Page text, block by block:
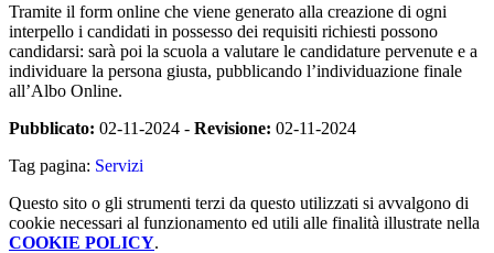
Tramite il form online che viene generato alla creazione di ogni
interpello i candidati in possesso dei requisiti richiesti possono
candidarsi: sarà poi la scuola a valutare le candidature pervenute e a
individuare la persona giusta, pubblicando l’individuazione finale
all’Albo Online.
Pubblicato: 02-11-2024 - Revisione: 02-11-2024
Tag pagina: Servizi
Questo sito o gli strumenti terzi da questo utilizzati si avvalgono di
cookie necessari al funzionamento ed utili alle finalità illustrate nella
COOKIE POLICY.